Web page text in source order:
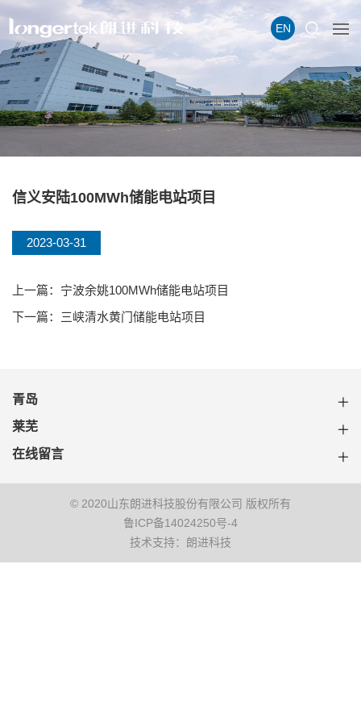
EN
信义安陆100MWh储能电站项目
2023-03-31
上一篇：宁波余姚100MWh储能电站项目
下一篇：三峡清水黄门储能电站项目
青岛
莱芜
在线留言
© 2020山东朗进科技股份有限公司 版权所有
鲁ICP备14024250号-4
技术支持：朗进科技